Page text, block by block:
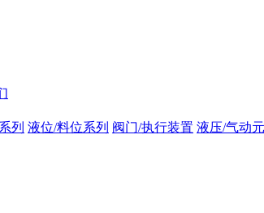
列 液位/料位系列 阀门/执行装置 液压/气动